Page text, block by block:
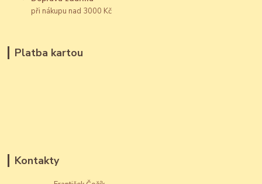
při nákupu nad 3000 Kč
Platba kartou
Kontakty